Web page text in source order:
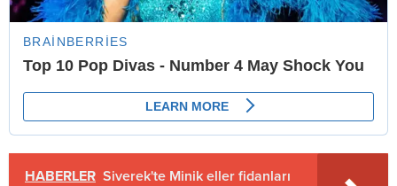
HABERLER Siverek'te Minik eller fidanları